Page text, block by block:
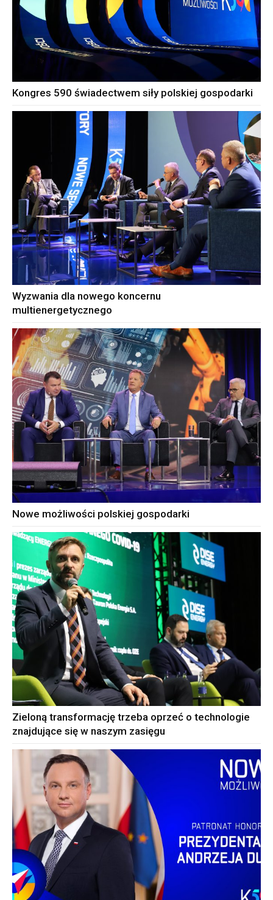
Kongres 590 świadectwem siły polskiej gospodarki
Wyzwania dla nowego koncernu
multienergetycznego
Nowe możliwości polskiej gospodarki
Zieloną transformację trzeba oprzeć o technologie
znajdujące się w naszym zasięgu